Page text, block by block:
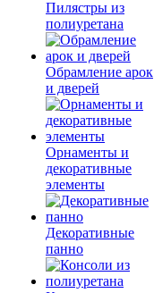
Пилястры из
полиуретана
Обрамление арок
и дверей
Орнаменты и
декоративные
элементы
Декоративные
панно